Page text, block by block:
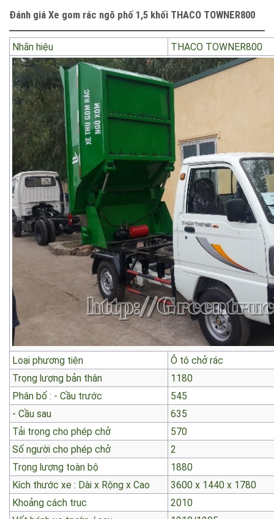
Đánh giá Xe gom rác ngõ phố 1,5 khối THACO TOWNER800
Nhãn hiệu THACO TOWNER800
Loại phương tiện Ô tô chở rác
Trọng lượng bản thân
1180
Phân bố : - Cầu trước
545
- Cầu sau
635
Tải trọng cho phép chở
570
Số người cho phép chở
2
Trọng lượng toàn bộ
1880
Kích thước xe : Dài x Rộng x Cao
3600 x 1440 x 1780